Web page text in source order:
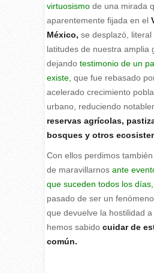
virtuosismode una mirada
aparentemente fijada en el
México, se desplazó,
latitudes de nuestra amplia
dejando testimonio de un
existe, que fue rebasado
acelerado crecimiento
urbano, reduciendo
reservas agrícolas,
bosques y otros
Con ellos perdimos
de maravillarnos ante
que suceden todos los días,
pasado de ser un
que devuelve la hostilidad
hemos sabido cuidar de
común.